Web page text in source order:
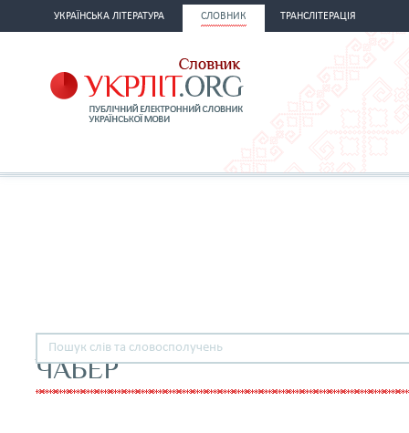
УКРАЇНСЬКА ЛІТЕРАТУРА СЛОВНИК ТРАНСЛІТЕРАЦІЯ
ЧАБЕР